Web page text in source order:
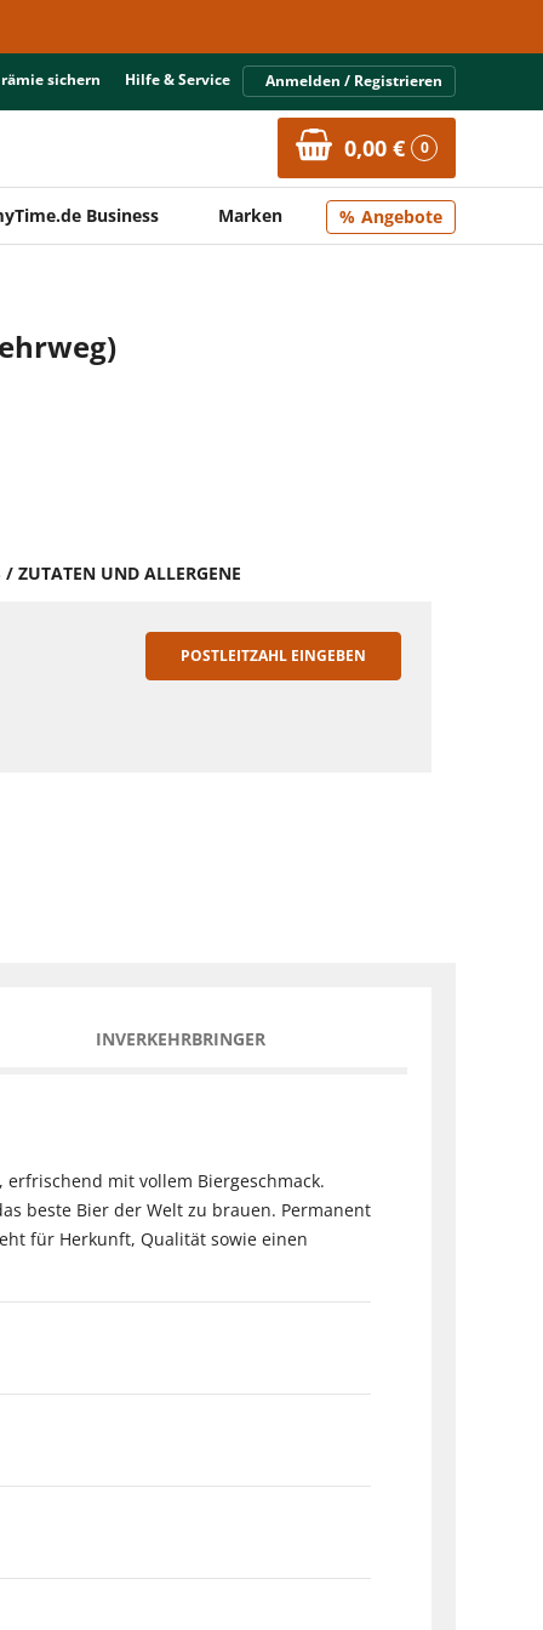
sichern Hilfe & Service Anmelden / Registrieren
0,00 € 0
Business Marken Angebote
/ ZUTATEN UND ALLERGENE
POSTLEITZAHL EINGEBEN
INVERKEHRBRINGER
mit vollem Biergeschmack.
beste Bier der Welt zu brauen. Permanent
für Herkunft, Qualität sowie einen